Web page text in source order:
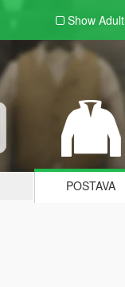
Show Adult
POSTAVA